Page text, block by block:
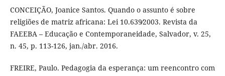
CONCEIÇÃO, Joanice Santos. Quando o assunto é sobre
religiões de matriz africana: Lei 10.639∕2003. Revista da
FAEEBA – Educação e Contemporaneidade, Salvador, v. 25,
n. 45, p. 113-126, jan./abr. 2016.
FREIRE, Paulo. Pedagogia da esperança: um reencontro com